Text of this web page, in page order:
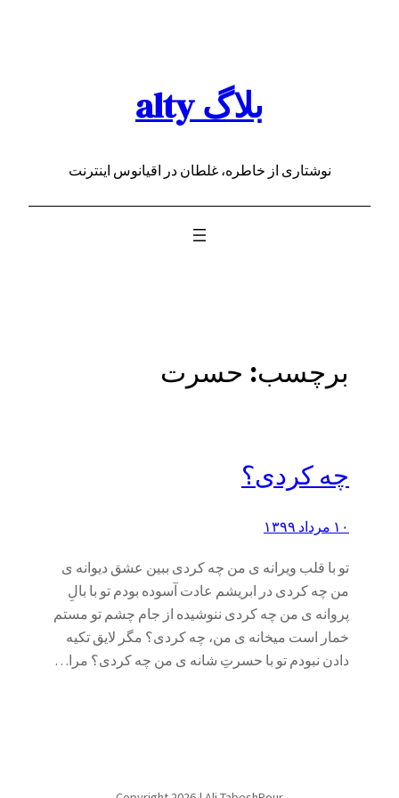
بلاگ alty
نوشتاری از خاطره، غلطان در اقیانوس اینترنت
برچسب: حسرت
چه کردی؟
۱۰ مرداد ۱۳۹۹
تو با قلب ویرانه ی من چه کردی ببین عشق دیوانه ی
من چه کردی در ابریشم عادت آسوده بودم تو با بالِ
پروانه ی من چه کردی ننوشیده از جام چشم تو مستم
خمار است میخانه ی من، چه کردی؟ مگر لایق تکیه
دادن نبودم تو با حسرتِ شانه ی من چه کردی؟ مرا…